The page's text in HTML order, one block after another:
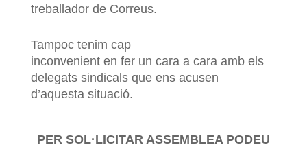
treballador de Correus.
Tampoc tenim cap
inconvenient en fer un cara a cara amb els
delegats sindicals que ens acusen
d’aquesta situació.
PER SOL·LICITAR ASSEMBLEA PODEU